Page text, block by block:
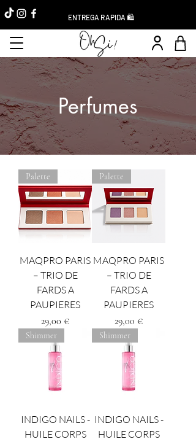
ENTREGA RAPIDA 🛍️
Perfumes
Palette
MAQPRO PARIS
– TRIO DE
FARDS A
PAUPIERES
Precio
29,00 €
Palette
MAQPRO PARIS
– TRIO DE
FARDS A
PAUPIERES
Precio
29,00 €
Shimmer
INDIGO NAILS -
HUILE CORPS
Shimmer
INDIGO NAILS -
HUILE CORPS